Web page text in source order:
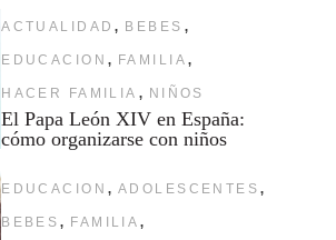
ACTUALIDAD , BEBES ,
EDUCACION , FAMILIA ,
HACER FAMILIA , NIÑOS
El Papa León XIV en España:
cómo organizarse con niños
EDUCACION , ADOLESCENTES ,
BEBES , FAMILIA ,